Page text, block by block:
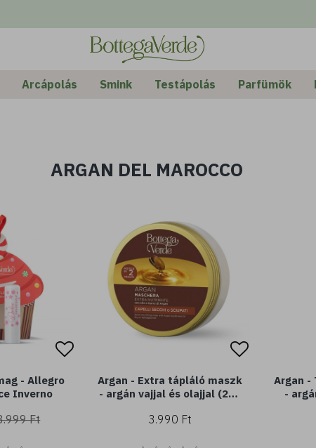
Arcápolás Smink Testápolás Parfümök
ARGAN DEL MAROCCO
- Allegro
Inverno
Ft
Argan - Extra tápláló maszk
- argán vajjal és olajjal (200
száraz vagy sérült hajra
3.990 Ft
Argan -
-